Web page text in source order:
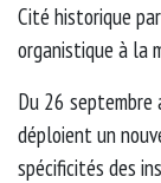
Cité historique
organistique à la
Du 26 septembre
déploient un
spécificités des